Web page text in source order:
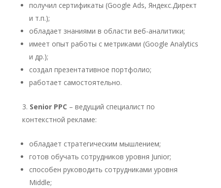
получил сертификаты (Google Ads, Яндекс.Директ
и т.п.);
обладает знаниями в области веб-аналитики;
имеет опыт работы с метриками (Google Analytics
и др.);
создал презентативное портфолио;
работает самостоятельно.
Senior PPC – ведущий специалист по
контекстной рекламе:
обладает стратегическим мышлением;
готов обучать сотрудников уровня Junior;
способен руководить сотрудниками уровня
Middle;